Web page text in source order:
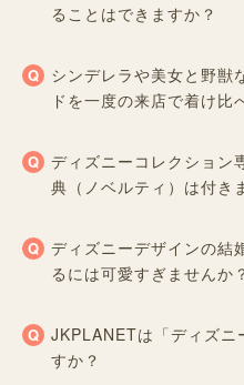
ることはできますか？
シンデレラや美女と野獣
ドを一度の来店で着け比
ディズニーコレクション
典（ノベルティ）は付き
ディズニーデザインの結
るには可愛すぎませんか
JKPLANETは「ディズニ
すか？